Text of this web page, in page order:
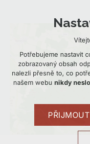
Potřebujeme nastavit
zobrazovaný obsah
nalezli přesně to, co
našem webu nikdy